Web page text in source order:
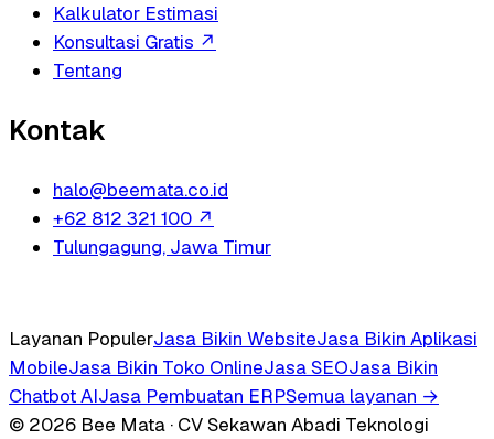
Kalkulator Estimasi
Konsultasi Gratis ↗
Tentang
Kontak
halo@beemata.co.id
+62 812 321 100 ↗
Tulungagung, Jawa Timur
Layanan PopulerJasa Bikin WebsiteJasa Bikin Aplikasi
MobileJasa Bikin Toko OnlineJasa SEOJasa Bikin
Chatbot AIJasa Pembuatan ERPSemua layanan →
© 2026 Bee Mata · CV Sekawan Abadi Teknologi